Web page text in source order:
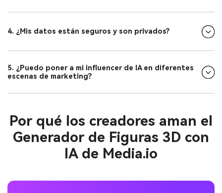
4. ¿Mis datos están seguros y son privados?
5. ¿Puedo poner a mi influencer de IA en diferentes
escenas de marketing?
Por qué los creadores aman el
Generador de Figuras 3D con
IA de Media.io